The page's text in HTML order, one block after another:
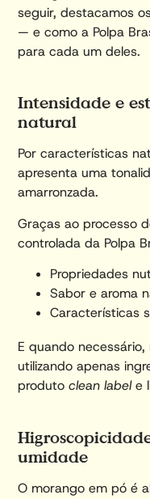
seguir, destacamos
— e como a Polpa
para cada um deles.
Intensidade e
natural
Por características
apresenta uma
amarronzada.
Graças ao processo
controlada da Polpa
Propriedades
Sabor e aroma
Características
E quando
utilizando apenas
produtoclean labele
umidade
O morango em pó é